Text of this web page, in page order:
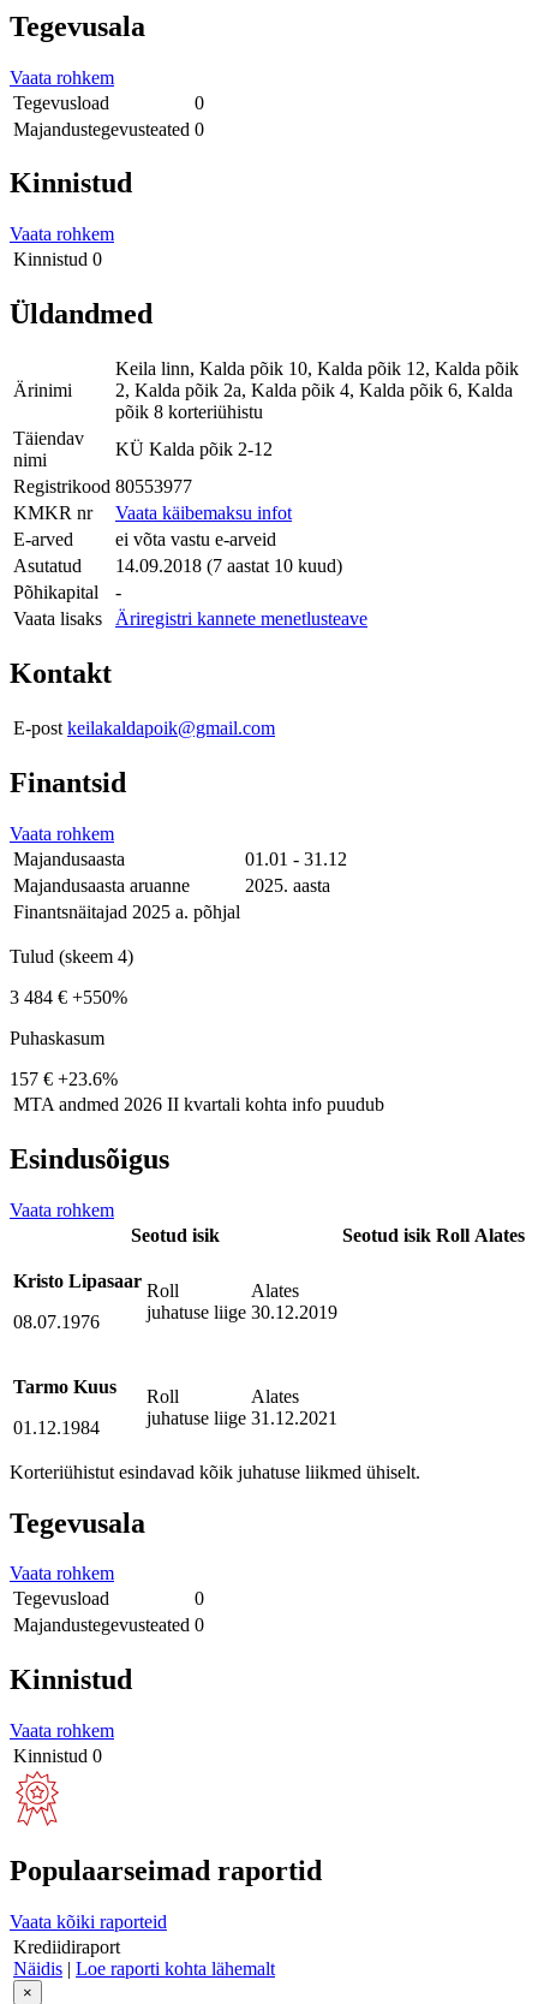
Tegevusala
Vaata rohkem
Tegevusload
0
Majandustegevusteated 0
Kinnistud
Vaata rohkem
Kinnistud 0
Üldandmed
Ärinimi
Keila linn, Kalda põik 10, Kalda põik 12, Kalda põik
2, Kalda põik 2a, Kalda põik 4, Kalda põik 6, Kalda
põik 8 korteriühistu
Täiendav
nimi
KÜ Kalda põik 2-12
Registrikood 80553977
KMKR nr
Vaata käibemaksu infot
E-arved
ei võta vastu e-arveid
Asutatud
14.09.2018 (7 aastat 10 kuud)
Põhikapital
-
Vaata lisaks
Äriregistri kannete menetlusteave
Kontakt
E-post keilakaldapoik@gmail.com
Finantsid
Vaata rohkem
Majandusaasta
01.01 - 31.12
Majandusaasta aruanne
2025. aasta
Finantsnäitajad 2025 a. põhjal
Tulud (skeem 4)
3 484 € +550%
Puhaskasum
157 € +23.6%
MTA andmed 2026 II kvartali kohta info puudub
Esindusõigus
Vaata rohkem
Seotud isik
Seotud isik Roll Alates
Kristo Lipasaar
08.07.1976
Roll
juhatuse liige
Alates
30.12.2019
Tarmo Kuus
01.12.1984
Roll
juhatuse liige
Alates
31.12.2021
Korteriühistut esindavad kõik juhatuse liikmed ühiselt.
Tegevusala
Vaata rohkem
Tegevusload
0
Majandustegevusteated 0
Kinnistud
Vaata rohkem
Kinnistud 0
Populaarseimad raportid
Vaata kõiki raporteid
Krediidiraport
Näidis | Loe raporti kohta lähemalt
×